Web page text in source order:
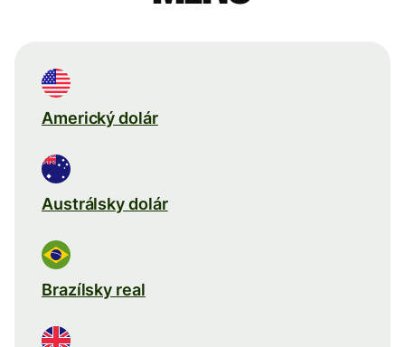
Americký dolár
Austrálsky dolár
Brazílsky real